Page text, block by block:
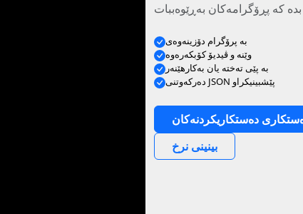
بە پرۆگرام دۆزینەوەی
وێنە و ڤیدیۆ کۆبکەرەوە
بە پێی تەختە یان بەکارهێنەر
دەرکەوتنی JSON پێشبینیکراو
دەستکاریکردنەکان
بینینی نرخ